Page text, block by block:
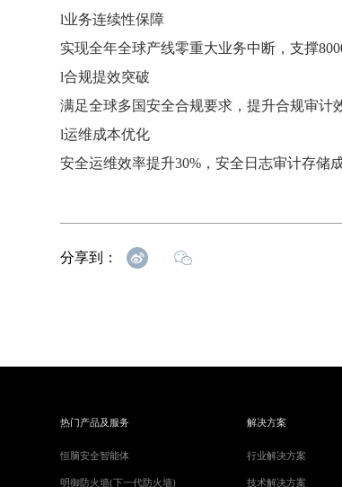
l业务连续性保障
实现全年全球产线零重大业务中断，支撑
l合规提效突破
满足全球多国安全合规要求，提升合规审计
l运维成本优化
安全运维效率提升30%，安全日志审计存储
分享到：
热门产品及服务
恒脑安全智能体
明御防火墙(下一代防火墙)
解决方案
行业解决方案
技术解决方案